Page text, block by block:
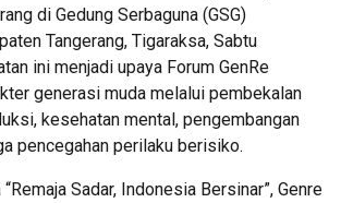
di Gedung Serbaguna (GSG)
Tangerang, Tigaraksa, Sabtu
ini menjadi upaya Forum GenRe
generasi muda melalui pembekalan
kesehatan mental, pengembangan
pencegahan perilaku berisiko.
Sadar, Indonesia Bersinar”, Genre